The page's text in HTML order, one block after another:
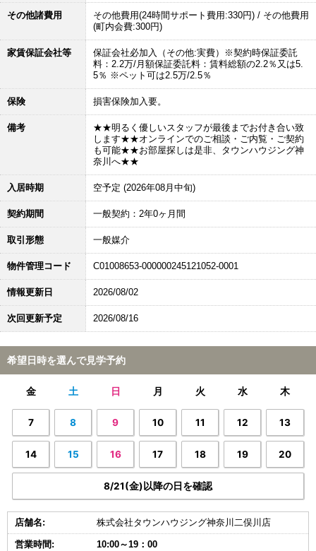
その他諸費用
その他費用(24時間サポート費用:330円) / その他費用
(町内会費:300円)
家賃保証会社等
保証会社必加入（その他:実費）※契約時保証委託
料：2.2万/月額保証委託料：賃料総額の2.2％又は5.
5％ ※ペット可は2.5万/2.5％
保険 損害保険加入要。
備考
★★明るく優しいスタッフが最後までお付き合い致
します★★オンラインでのご相談・ご内覧・ご契約
も可能★★お部屋探しは是非、タウンハウジング神
奈川へ★★
入居時期 空予定 (2026年08月中旬)
契約期間 一般契約：2年0ヶ月間
取引形態 一般媒介
物件管理コード C01008653-000000245121052-0001
情報更新日 2026/08/02
次回更新予定 2026/08/16
希望日時を選んで見学予約
金 土 日 月 火 水 木
7 8 9 10 11 12 13
14 15 16 17 18 19 20
8/21(金)以降の日を確認
店舗名: 株式会社タウンハウジング神奈川二俣川店
営業時間: 10:00～19：00